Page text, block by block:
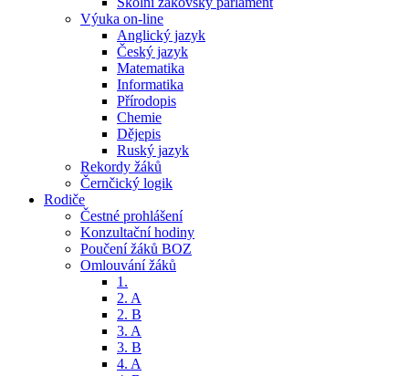
Výuka on-line
Anglický jazyk
Český jazyk
Matematika
Informatika
Přírodopis
Chemie
Dějepis
Ruský jazyk
Rekordy žáků
Černčický logik
Rodiče
Čestné prohlášení
Konzultační hodiny
Poučení žáků BOZ
Omlouvání žáků
1.
2. A
2. B
3. A
3. B
4. A